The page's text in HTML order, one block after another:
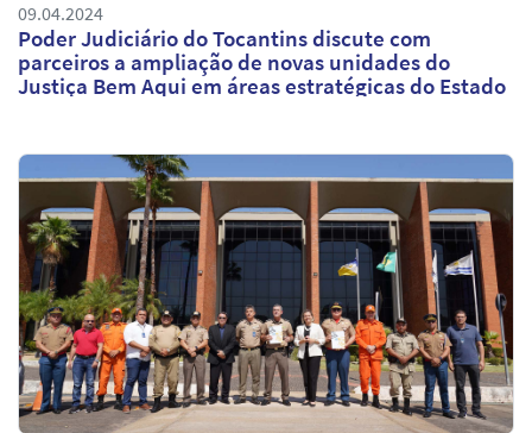
09.04.2024
Poder Judiciário do Tocantins discute com
parceiros a ampliação de novas unidades do
Justiça Bem Aqui em áreas estratégicas do Estado